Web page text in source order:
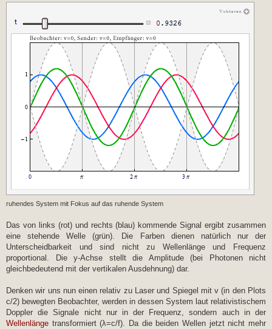
ruhendes System mit Fokus auf das ruhende System
Das von links (rot) und rechts (blau) kommende Signal ergibt zusammen
eine stehende Welle (grün). Die Farben dienen natürlich nur der
Unterscheidbarkeit und sind nicht zu Wellenlänge und Frequenz
proportional. Die y-Achse stellt die Amplitude (bei Photonen nicht
gleichbedeutend mit der vertikalen Ausdehnung) dar.
Denken wir uns nun einen relativ zu Laser und Spiegel mit v (in den Plots
c/2) bewegten Beobachter, werden in dessen System laut relativistischem
Doppler die Signale nicht nur in der Frequenz, sondern auch in der
Wellenlänge transformiert (λ=c/f). Da die beiden Wellen jetzt nicht mehr